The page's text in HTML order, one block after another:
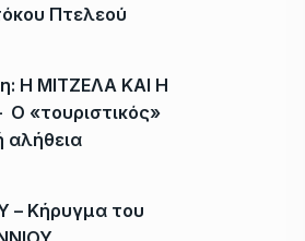
Πτελεού
Η ΜΙΤΖΕΛΑ ΚΑΙ Η
«τουριστικός»
αλήθεια
– Κήρυγμα του